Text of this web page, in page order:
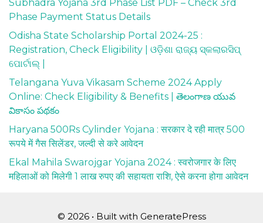
Subhadra Yojana 3rd Phase List PDF – Check 3rd
Phase Payment Status Details
Odisha State Scholarship Portal 2024-25 :
Registration, Check Eligibility | ଓଡ଼ିଶା ରାଜ୍ୟ ସ୍କଲାରସିପ୍
ପୋର୍ଟାଲ୍ |
Telangana Yuva Vikasam Scheme 2024 Apply
Online: Check Eligibility & Benefits | తెలంగాణ యువ
వికాసం పథకం
Haryana 500Rs Cylinder Yojana : सरकार दे रही मात्र 500
रूपये में गैस सिलेंडर, जल्दी से करे आवेदन
Ekal Mahila Swarojgar Yojana 2024 : स्वरोजगार के लिए
महिलाओं को मिलेगी 1 लाख रुपए की सहायता राशि, ऐसे करना होगा आवेदन
© 2026 • Built with GeneratePress